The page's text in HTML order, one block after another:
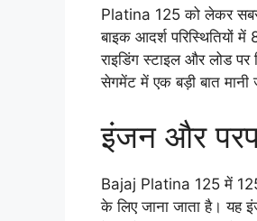
Platina 125 को लेकर
बाइक आदर्श
राइडिंग स्टाइल और लोड
सेगमेंट में एक बड़ी बात मानी
इंजन और
Bajaj Platina 125 में
के लिए जाना जाता है। यह